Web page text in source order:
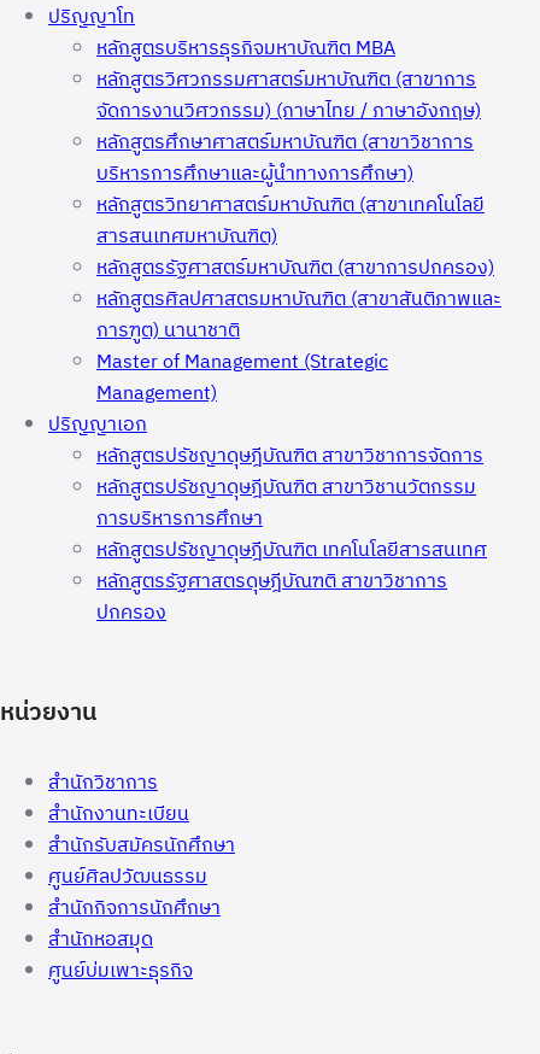
ปริญญาโท
หลักสูตรบริหารธุรกิจมหาบัณฑิต MBA
หลักสูตรวิศวกรรมศาสตร์มหาบัณฑิต (สาขาการ
จัดการงานวิศวกรรม) (ภาษาไทย / ภาษาอังกฤษ)
หลักสูตรศึกษาศาสตร์มหาบัณฑิต (สาขาวิชาการ
บริหารการศึกษาและผู้นำทางการศึกษา)
หลักสูตรวิทยาศาสตร์มหาบัณฑิต (สาขาเทคโนโลยี
สารสนเทศมหาบัณฑิต)
หลักสูตรรัฐศาสตร์มหาบัณฑิต (สาขาการปกครอง)
หลักสูตรศิลปศาสตรมหาบัณฑิต (สาขาสันติภาพและ
การฑูต) นานาชาติ
Master of Management (Strategic
Management)
ปริญญาเอก
หลักสูตรปรัชญาดุษฎีบัณฑิต สาขาวิชาการจัดการ
หลักสูตรปรัชญาดุษฎีบัณฑิต สาขาวิชานวัตกรรม
การบริหารการศึกษา
หลักสูตรปรัชญาดุษฎีบัณฑิต เทคโนโลยีสารสนเทศ
หลักสูตรรัฐศาสตรดุษฎีบัณฑติ สาขาวิชาการ
ปกครอง
หน่วยงาน
สำนักวิชาการ
สำนักงานทะเบียน
สำนักรับสมัครนักศึกษา
ศูนย์ศิลปวัฒนธรรม
สำนักกิจการนักศึกษา
สำนักหอสมุด
ศูนย์บ่มเพาะธุรกิจ